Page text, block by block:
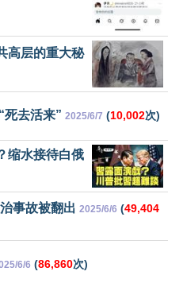
高层的重大秘
死去活来” 2025/6/7 (10,002次)
缩水接待白俄
事故被翻出 2025/6/6 (49,404
6/6 (86,860次)